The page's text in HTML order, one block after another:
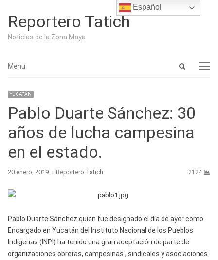
Reportero Tatich
Noticias de la Zona Maya
Open
Menu
Menu
YUCATÁN
Pablo Duarte Sánchez: 30
años de lucha campesina
en el estado.
20 enero, 2019 Author
Reportero Tatich 2124
Pablo Duarte Sánchez quien fue designado el día de ayer como
Encargado en Yucatán del Instituto Nacional de los Pueblos
Indígenas (INPI) ha tenido una gran aceptación de parte de
organizaciones obreras, campesinas , sindicales y asociaciones
Español